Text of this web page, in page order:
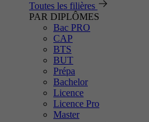
Toutes les filières
PAR DIPLÔMES
Bac PRO
CAP
BTS
BUT
Prépa
Bachelor
Licence
Licence Pro
Master